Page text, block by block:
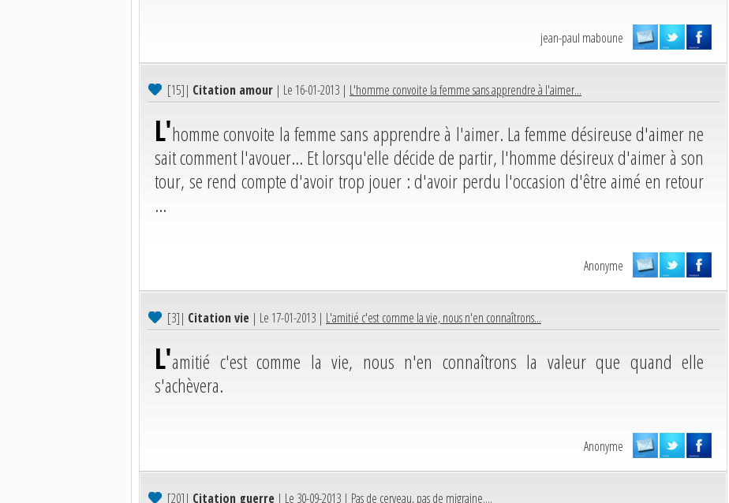
jean-paul maboune
[15]| Citation amour | Le 16-01-2013 | L'homme convoite la femme sans apprendre à l'aimer...
L'homme convoite la femme sans apprendre à l'aimer. La femme désireuse d'aimer ne
sait comment l'avouer... Et lorsqu'elle décide de partir, l'homme désireux d'aimer à son
tour, se rend compte d'avoir trop jouer : d'avoir perdu l'occasion d'être aimé en retour
...
Anonyme
[3]| Citation vie | Le 17-01-2013 | L'amitié c'est comme la vie, nous n'en connaîtrons...
L'amitié c'est comme la vie, nous n'en connaîtrons la valeur que quand elle
s'achèvera.
Anonyme
[20]| Citation guerre | Le 30-09-2013 | Pas de cerveau, pas de migraine....